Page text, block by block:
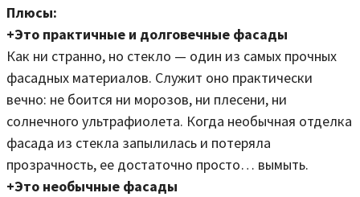
Плюсы:
+Это практичные и долговечные фасады
Как ни странно, но стекло — один из самых прочных
фасадных материалов. Служит оно практически
вечно: не боится ни морозов, ни плесени, ни
солнечного ультрафиолета. Когда необычная отделка
фасада из стекла запылилась и потеряла
прозрачность, ее достаточно просто… вымыть.
+Это необычные фасады